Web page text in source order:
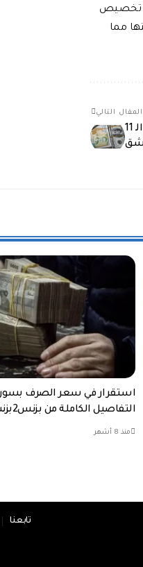
تخصيص
مما
المقال التالي
الليرة السورية تتراجع أمام الدولار… والأخير يتجاوز الـ 11
استقرار في سعر الصرف
التفاصيل الكاملة من بزنس2بزنس
منذ 8 أشهر
تابعنا